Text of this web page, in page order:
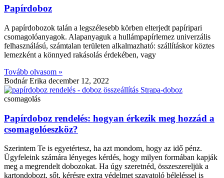
Papírdoboz
A papírdobozok talán a legszélesebb körben elterjedt papíripari
csomagolóanyagok. Alapanyaguk a hullámpapírlemez univerzális
felhasználású, számtalan területen alkalmazható: szállításkor köztes
lemezként a könnyed rakásolás érdekében, vagy
Tovább olvasom »
Bodnár Erika december 12, 2022
csomagolás
Papírdoboz rendelés: hogyan érkezik meg hozzád a
csomagolóeszköz?
Szerintem Te is egyetértesz, ha azt mondom, hogy az idő pénz.
Ügyfeleink számára lényeges kérdés, hogy milyen formában kapják
meg a megrendelt dobozokat. Ha úgy szeretnéd, összeszereljük a
kartondobozt, sőt, kérésre extra védelmet szavatoló béleléssel is